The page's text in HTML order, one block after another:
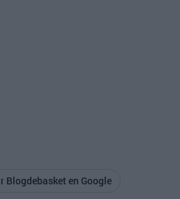
section
Blogdebasket en Google